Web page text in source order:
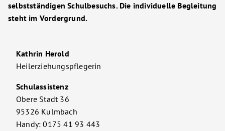
selbstständigen Schulbesuchs. Die individuelle Begleitung
steht im Vordergrund.
Kathrin Herold
Heilerziehungspflegerin
Schulassistenz
Obere Stadt 36
95326 Kulmbach
Handy: 0175 41 93 443